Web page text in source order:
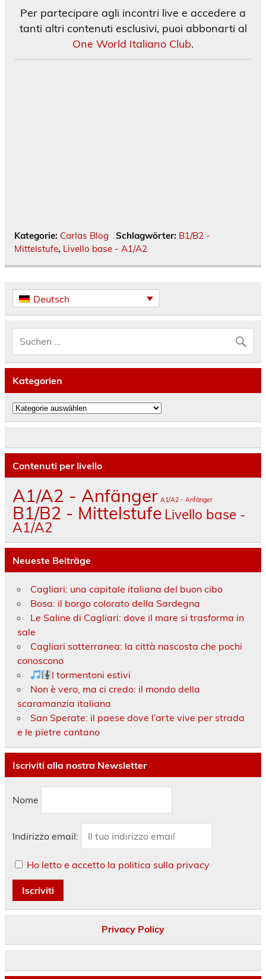
Per partecipare agli incontri live e accedere a
tanti altri contenuti esclusivi, puoi abbonarti al
One World Italiano Club.
Kategorie: Carlas Blog Schlagwörter: B1/B2 -
Mittelstufe, Livello base - A1/A2
Deutsch
Kategorien
Kategorien
Contenuti per livello
A1/A2 - Anfänger A1/A2 - Anfänger
B1/B2 - Mittelstufe Livello base -
A1/A2
Neueste Beiträge
Cagliari: una capitale italiana del buon cibo
Bosa: il borgo colorato della Sardegna
Le Saline di Cagliari: dove il mare si trasforma in
sale
Cagliari sotterranea: la città nascosta che pochi
conoscono
I tormentoni estivi
Non è vero, ma ci credo: il mondo della
scaramanzia italiana
San Sperate: il paese dove l’arte vive per strada
e le pietre cantano
Iscriviti alla nostra Newsletter
Nome
Indirizzo email:
Ho letto e accetto la politica sulla privacy
Privacy Policy